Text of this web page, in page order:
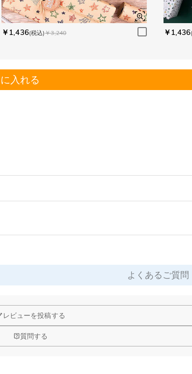
￥1,436(税込)￥3,240 ￥1,436
入れる
ルペンには替え芯 1 本付属、開封後すぐ使用できる実用的な一品で
よくあるご質問
レビューを投稿する
質問する